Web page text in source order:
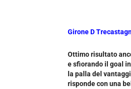
Girone D
Ottimo risultato
e sfiorando il goal
la palla del
risponde con una